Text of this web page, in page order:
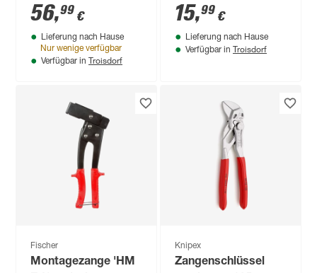
56,99 €
Lieferung nach Hause
Nur wenige verfügbar
Verfügbar in Troisdorf
15,99 €
Lieferung nach Hause
Verfügbar in Troisdorf
Fischer
Montagezange 'HM
Knipex
Zangenschlüssel